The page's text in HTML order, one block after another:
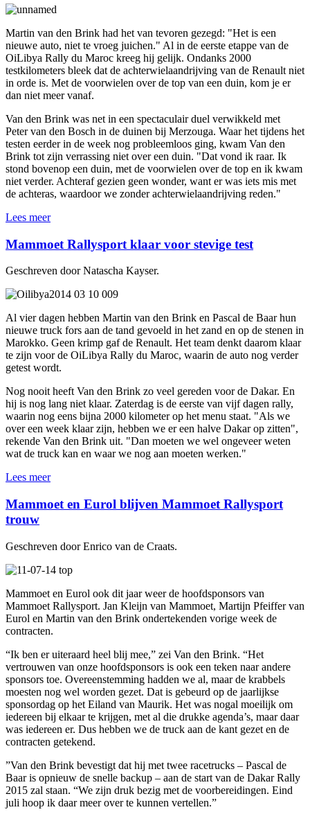
Martin van den Brink had het van tevoren gezegd: "Het is een
nieuwe auto, niet te vroeg juichen." Al in de eerste etappe van de
OiLibya Rally du Maroc kreeg hij gelijk. Ondanks 2000
testkilometers bleek dat de achterwielaandrijving van de Renault niet
in orde is. Met de voorwielen over de top van een duin, kom je er
dan niet meer vanaf.
Van den Brink was net in een spectaculair duel verwikkeld met
Peter van den Bosch in de duinen bij Merzouga. Waar het tijdens het
testen eerder in de week nog probleemloos ging, kwam Van den
Brink tot zijn verrassing niet over een duin. "Dat vond ik raar. Ik
stond bovenop een duin, met de voorwielen over de top en ik kwam
niet verder. Achteraf gezien geen wonder, want er was iets mis met
de achteras, waardoor we zonder achterwielaandrijving reden."
Lees meer
Mammoet Rallysport klaar voor stevige test
Geschreven door Natascha Kayser.
Al vier dagen hebben Martin van den Brink en Pascal de Baar hun
nieuwe truck fors aan de tand gevoeld in het zand en op de stenen in
Marokko. Geen krimp gaf de Renault. Het team denkt daarom klaar
te zijn voor de OiLibya Rally du Maroc, waarin de auto nog verder
getest wordt.
Nog nooit heeft Van den Brink zo veel gereden voor de Dakar. En
hij is nog lang niet klaar. Zaterdag is de eerste van vijf dagen rally,
waarin nog eens bijna 2000 kilometer op het menu staat. "Als we
over een week klaar zijn, hebben we er een halve Dakar op zitten",
rekende Van den Brink uit. "Dan moeten we wel ongeveer weten
wat de truck kan en waar we nog aan moeten werken."
Lees meer
Mammoet en Eurol blijven Mammoet Rallysport
trouw
Geschreven door Enrico van de Craats.
Mammoet en Eurol ook dit jaar weer de hoofdsponsors van
Mammoet Rallysport. Jan Kleijn van Mammoet, Martijn Pfeiffer van
Eurol en Martin van den Brink ondertekenden vorige week de
contracten.
“Ik ben er uiteraard heel blij mee,” zei Van den Brink. “Het
vertrouwen van onze hoofdsponsors is ook een teken naar andere
sponsors toe. Overeenstemming hadden we al, maar de krabbels
moesten nog wel worden gezet. Dat is gebeurd op de jaarlijkse
sponsordag op het Eiland van Maurik. Het was nogal moeilijk om
iedereen bij elkaar te krijgen, met al die drukke agenda’s, maar daar
was iedereen er. Dus hebben we de truck aan de kant gezet en de
contracten getekend.
”Van den Brink bevestigt dat hij met twee racetrucks – Pascal de
Baar is opnieuw de snelle backup – aan de start van de Dakar Rally
2015 zal staan. “We zijn druk bezig met de voorbereidingen. Eind
juli hoop ik daar meer over te kunnen vertellen.”